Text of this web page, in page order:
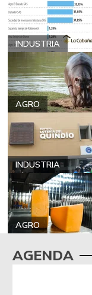
INDUSTRIA
AGRO
INDUSTRIA
AGRO
AGENDA